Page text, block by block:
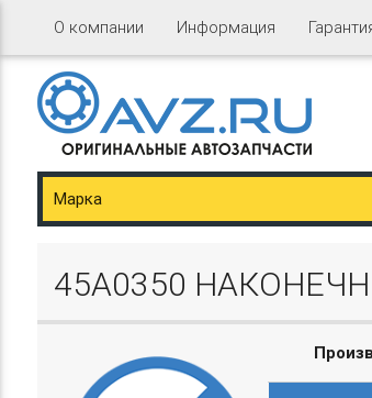
О компании Информация
45A0350